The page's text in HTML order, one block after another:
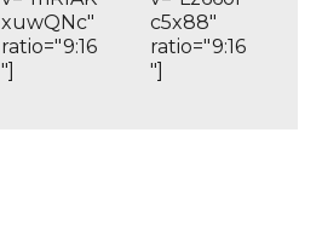
xuwQNc"
ratio="9:16
"]
c5x88"
ratio="9:16
"]